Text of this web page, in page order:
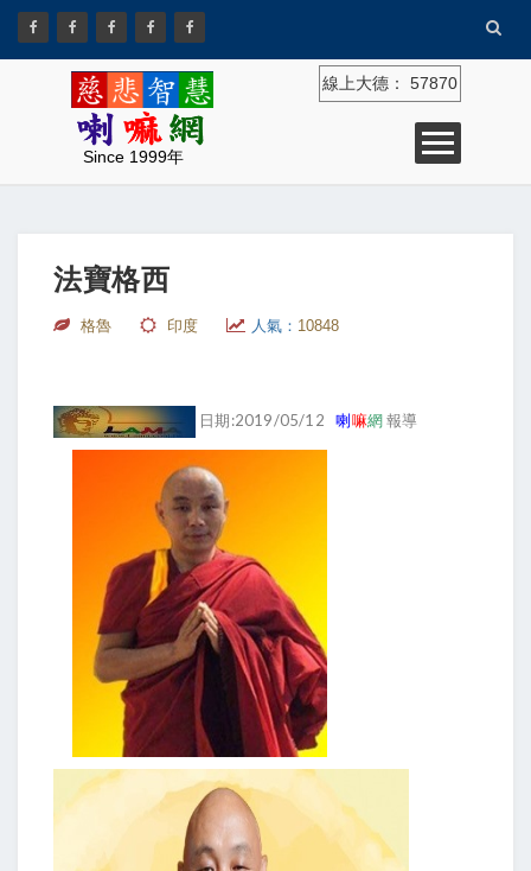
Since 1999年
線上大德： 57870
法寶格西
格魯 印度 人氣： 10848
日期:2019/05/12喇嘛網報導